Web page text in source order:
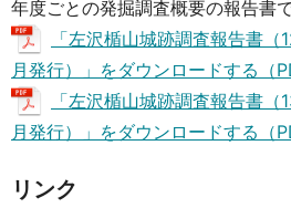
年度ごとの発掘調査概要の報告書で
「左沢楯山城跡調査報告書
月発行）」をダウンロードする（
「左沢楯山城跡調査報告書
月発行）」をダウンロードする（
リンク